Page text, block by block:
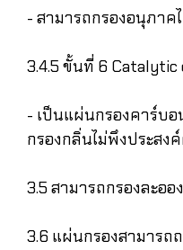
- สามารถกรองอนุภาค
3.4.5 ขั้นที่ 6 Catalytic
- เป็นแผ่นกรองคาร์บ
กรองกลิ่นไม่พึงประสง
3.5 สามารถกรองละอ
3.6 แผ่นกรองสามารถ